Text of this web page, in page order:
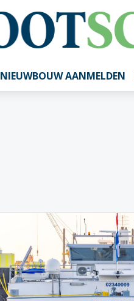
NIEUWBOUW AANMELDEN